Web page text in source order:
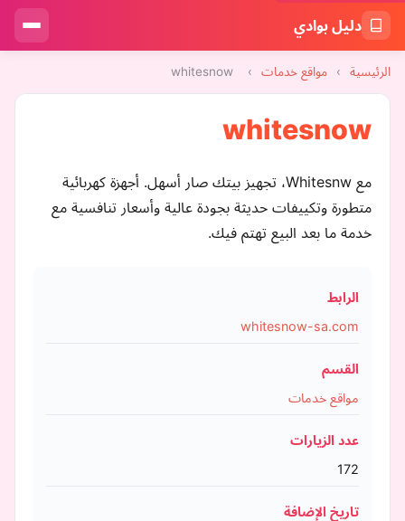
دليل بوادي
الرئيسية › مواقع خدمات ›
whitesnow
whitesnow
مع Whitesnw، تجهيز بيتك صار أسهل. أجهزة كهربائية
متطورة وتكييفات حديثة بجودة عالية وأسعار تنافسية مع
خدمة ما بعد البيع تهتم فيك.
الرابط
whitesnow-sa.com
القسم
مواقع خدمات
عدد الزيارات
172
تاريخ الإضافة